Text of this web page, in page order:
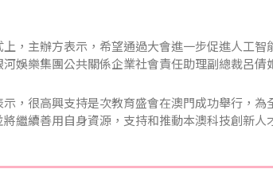
上，主辦方表示，希望通過大會進一步促進人工
河娛樂集團公共關係企業社會責任助理副總裁呂倩
示，很高興支持是次教育盛會在澳門成功舉行，
將繼續善用自身資源，支持和推動本澳科技創新人